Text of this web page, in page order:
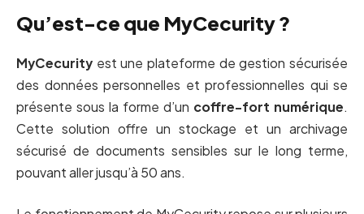
Qu’est-ce que MyCecurity ?
MyCecurity est une plateforme de gestion sécurisée
des données personnelles et professionnelles qui se
présente sous la forme d’un coffre-fort numérique.
Cette solution offre un stockage et un archivage
sécurisé de documents sensibles sur le long terme,
pouvant aller jusqu’à 50 ans.